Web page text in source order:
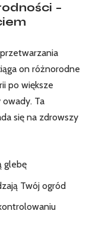
–
on różnorodne
po większe
Ta
się na zdrowszy
glebę
Twój ogród